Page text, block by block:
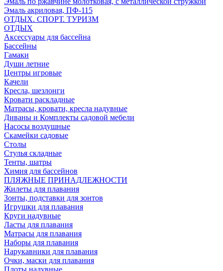
Эмаль акриловая, ПФ-115
ОТДЫХ. СПОРТ. ТУРИЗМ
ОТДЫХ
Аксессуары для бассейна
Бассейны
Гамаки
Души летние
Центры игровые
Качели
Кресла, шезлонги
Кровати раскладные
Матрасы, кровати, кресла надувные
Диваны и Комплекты садовой мебели
Насосы воздушные
Скамейки садовые
Столы
Стулья складные
Тенты, шатры
Химия для бассейнов
ПЛЯЖНЫЕ ПРИНАДЛЕЖНОСТИ
Жилеты для плавания
Зонты, подставки для зонтов
Игрушки для плавания
Круги надувные
Ласты для плавания
Матрасы для плавания
Наборы для плавания
Нарукавники для плавания
Очки, маски для плавания
Плоты надувные